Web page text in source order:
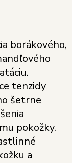
borákového,
tenzidy
šetrne
pokožky.
a